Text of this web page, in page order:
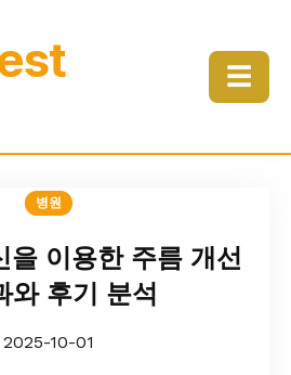
☰
병원
을 이용한 주름 개선
와 후기 분석
2025-10-01